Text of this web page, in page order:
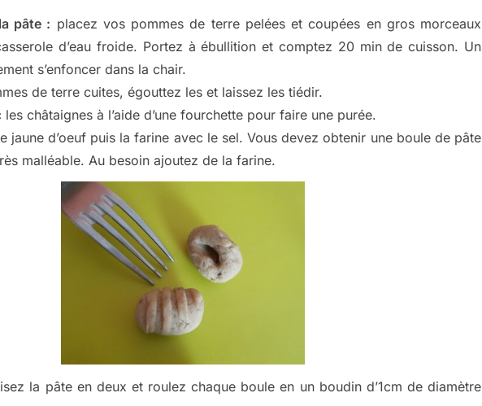
pâte : placez vos pommes de terre pelées et coupées en gros morceaux
d’eau froide. Portez à ébullition et comptez 20 min de cuisson. Un
s’enfoncer dans la chair.
de terre cuites, égouttez les et laissez les tiédir.
châtaignes à l’aide d’une fourchette pour faire une purée.
jaune d’oeuf puis la farine avec le sel. Vous devez obtenir une boule de pâte
malléable. Au besoin ajoutez de la farine.
la pâte en deux et roulez chaque boule en un boudin d’1cm de diamètre